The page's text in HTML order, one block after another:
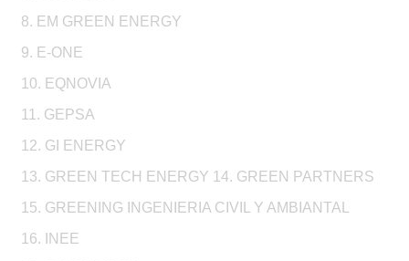
8. EM GREEN ENERGY
9. E-ONE
10. EQNOVIA
11. GEPSA
12. GI ENERGY
13. GREEN TECH ENERGY 14. GREEN PARTNERS
15. GREENING INGENIERIA CIVIL Y AMBIANTAL
16. INEE